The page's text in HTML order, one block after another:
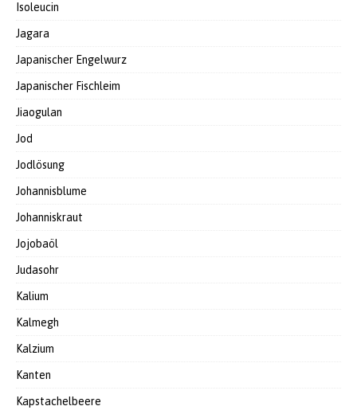
Isoleucin
Jagara
Japanischer Engelwurz
Japanischer Fischleim
Jiaogulan
Jod
Jodlösung
Johannisblume
Johanniskraut
Jojobaöl
Judasohr
Kalium
Kalmegh
Kalzium
Kanten
Kapstachelbeere